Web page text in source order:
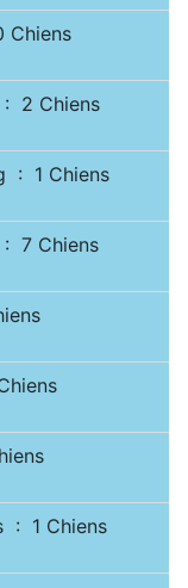
Chiens
: 2 Chiens
: 1 Chiens
: 7 Chiens
: 1 Chiens